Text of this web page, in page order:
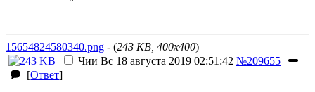
15654824580340.png - (243 KB, 400x400)
Чии Вс 18 августа 2019 02:51:42 №209655
[Ответ]